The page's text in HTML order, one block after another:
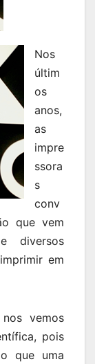
Nos
últim
os
anos,
as
impre
ssora
s
conv
que vem
diversos
em
vemos
pois
que uma